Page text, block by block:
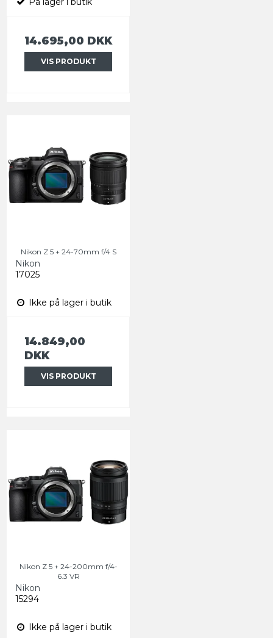
14.695,00 DKK
VIS PRODUKT
Nikon Z 5 + 24-70mm f/4 S
Nikon
17025
Ikke på lager i butik
14.849,00
DKK
VIS PRODUKT
Nikon Z 5 + 24-200mm f/4-
6.3 VR
Nikon
15294
Ikke på lager i butik